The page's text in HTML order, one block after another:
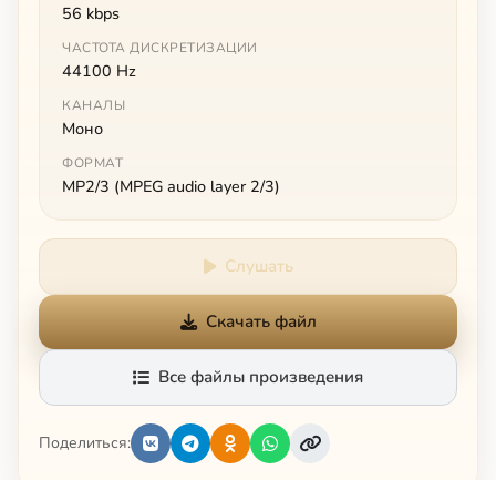
56 kbps
ЧАСТОТА ДИСКРЕТИЗАЦИИ
44100 Hz
КАНАЛЫ
Моно
ФОРМАТ
MP2/3 (MPEG audio layer 2/3)
Слушать
Скачать файл
Все файлы произведения
Поделиться: